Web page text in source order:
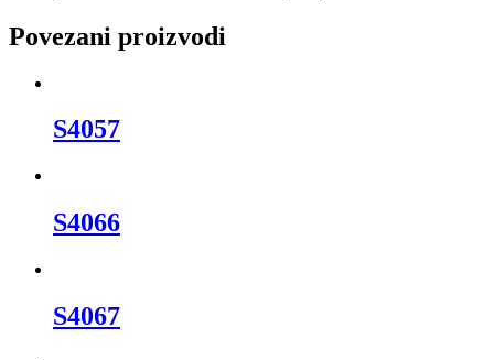
Povezani proizvodi
S4057
S4066
S4067